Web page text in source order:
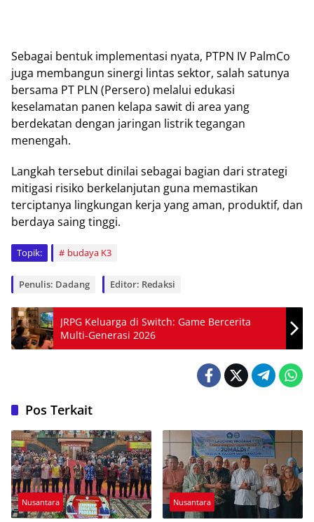
Sebagai bentuk implementasi nyata, PTPN IV PalmCo
juga membangun sinergi lintas sektor, salah satunya
bersama PT PLN (Persero) melalui edukasi
keselamatan panen kelapa sawit di area yang
berdekatan dengan jaringan listrik tegangan
menengah.
Langkah tersebut dinilai sebagai bagian dari strategi
mitigasi risiko berkelanjutan guna memastikan
terciptanya lingkungan kerja yang aman, produktif, dan
berdaya saing tinggi.
Topik: budaya K3
Penulis: Dadang Editor: Redaksi
JRPG Keluarga di Switch: Game Bercerita
Multi-Generasi 2026
Pos Terkait
Nusantara Nusantara